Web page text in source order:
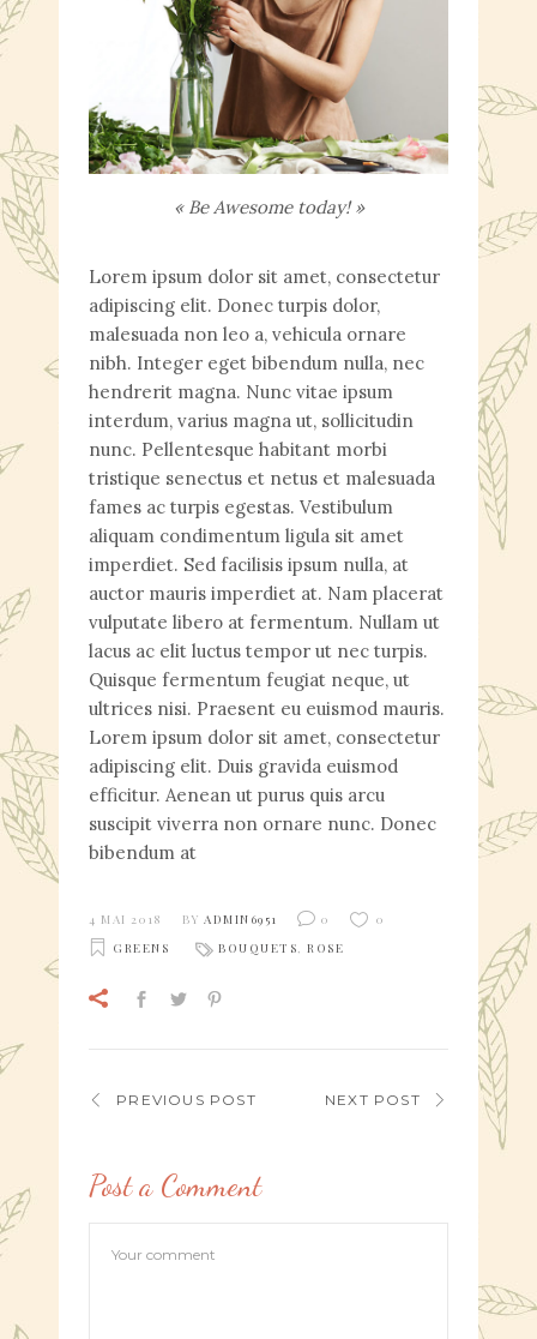
« Be Awesome today! »
Lorem ipsum dolor sit amet, consectetur
adipiscing elit. Donec turpis dolor,
malesuada non leo a, vehicula ornare
nibh. Integer eget bibendum nulla, nec
hendrerit magna. Nunc vitae ipsum
interdum, varius magna ut, sollicitudin
nunc. Pellentesque habitant morbi
tristique senectus et netus et malesuada
fames ac turpis egestas. Vestibulum
aliquam condimentum ligula sit amet
imperdiet. Sed facilisis ipsum nulla, at
auctor mauris imperdiet at. Nam placerat
vulputate libero at fermentum. Nullam ut
lacus ac elit luctus tempor ut nec turpis.
Quisque fermentum feugiat neque, ut
ultrices nisi. Praesent eu euismod mauris.
Lorem ipsum dolor sit amet, consectetur
adipiscing elit. Duis gravida euismod
efficitur. Aenean ut purus quis arcu
suscipit viverra non ornare nunc. Donec
bibendum at
4 MAI 2018 BY ADMIN6951 0
0
GREENS
BOUQUETS, ROSE
PREVIOUS POST NEXT POST
Post a Comment